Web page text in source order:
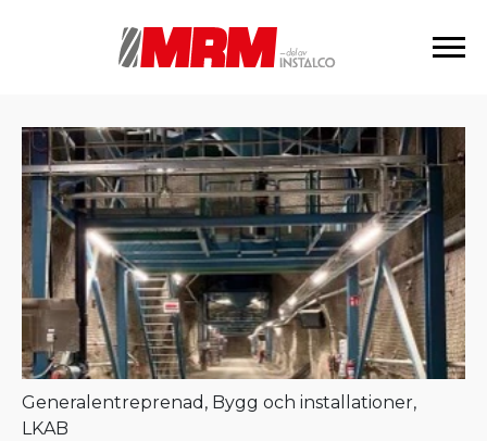
Generalentreprenad, Bygg och installationer,
LKAB